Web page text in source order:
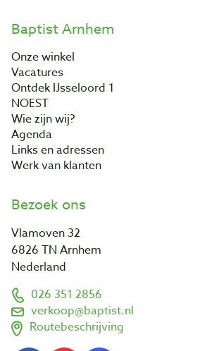
Baptist Arnhem
Onze winkel
Vacatures
Ontdek IJsseloord 1
NOEST
Wie zijn wij?
Agenda
Links en adressen
Werk van klanten
Bezoek ons
Vlamoven 32
6826 TN Arnhem
Nederland
026 351 2856
verkoop@baptist.nl
Routebeschrijving